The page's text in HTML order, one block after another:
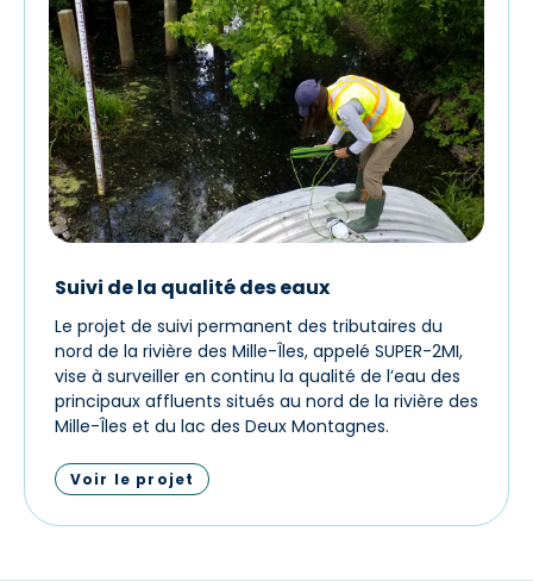
Suivi de la qualité des eaux
Le projet de suivi permanent des tributaires du
nord de la rivière des Mille-Îles, appelé SUPER-2MI,
vise à surveiller en continu la qualité de l’eau des
principaux affluents situés au nord de la rivière des
Mille-Îles et du lac des Deux Montagnes.
Voir le projet